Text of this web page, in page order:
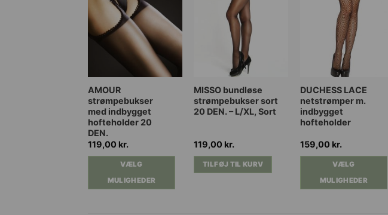
AMOUR
strømpebukser
med indbygget
hofteholder 20
DEN.
119,00 kr.
VÆLG
MULIGHEDER
Dette
vare
har
flere
varianter.
Mulighederne
vælges
MISSO bundløse
strømpebukser sort
20 DEN. – L/XL, Sort
119,00 kr.
TILFØJ TIL KURV
DUCHESS LACE
netstrømper m.
indbygget
hofteholder
159,00 kr.
VÆLG
MULIGHEDER
Dette
vare
har
varianter.
Mulighederne
vælges